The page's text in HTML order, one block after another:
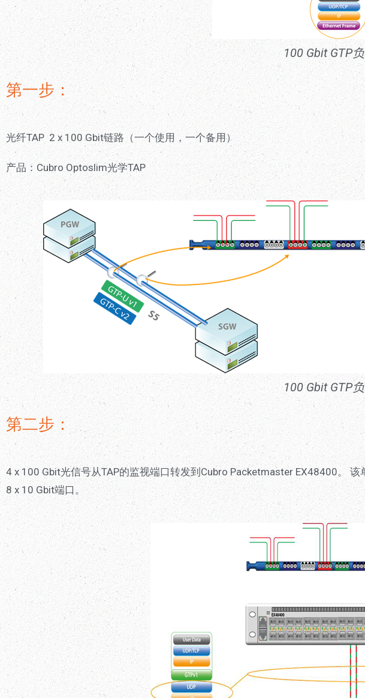
100 Gbit GTP
第一步：
光纤TAP 2 x 100 Gbit链路（一个使用，一个备用）
产品：Cubro Optoslim光学TAP
100 Gbit GTP
第二步：
4 x 100 Gbit光信号从TAP的监视端口转发到Cubro Packetmaster EX48400。
8 x 10 Gbit端口。